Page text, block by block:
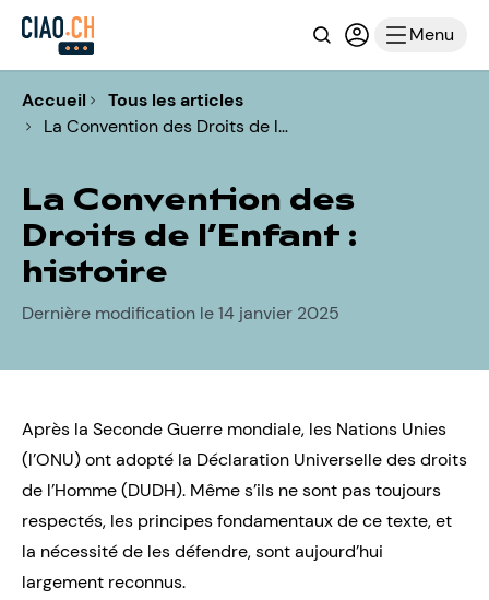
RechercheConnexion
Menu
Accueil
Tous les articles
La Convention des Droits de l…
La Convention des
Droits de l’Enfant :
histoire
Dernière modification le 14 janvier 2025
Après la Seconde Guerre mondiale, les Nations Unies
(l’ONU) ont adopté la Déclaration Universelle des droits
de l’Homme(DUDH). Même s’ils ne sont pas toujours
respectés, les principes fondamentaux de ce texte, et
la nécessité de les défendre, sont aujourd’hui
largement reconnus.